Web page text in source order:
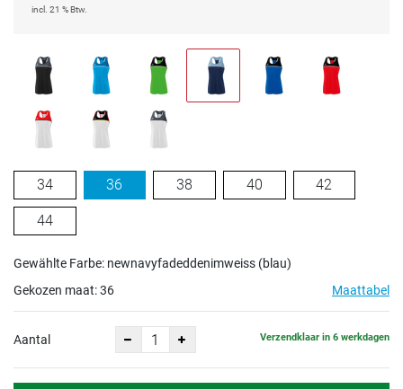
incl. 21 % Btw.
34 36 38 40 42
44
Gewählte Farbe: newnavyfadeddenimweiss (blau)
Gekozen maat:36 Maattabel
Aantal Verzendklaar in 6 werkdagen